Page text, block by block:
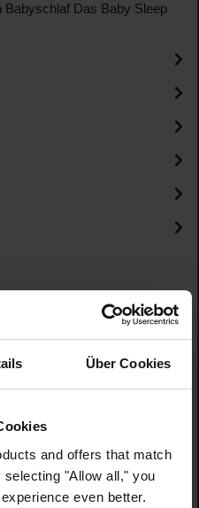
Über Cookies
and offers that match
"Allow all," you
even better.
Babyschlaf Das Baby Sleep